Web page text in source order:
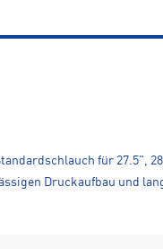
für 27.5",
Druckaufbau und